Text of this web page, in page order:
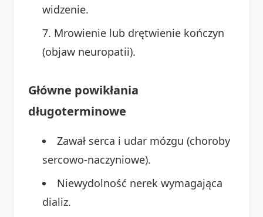
widzenie.
Mrowienie lub drętwienie kończyn
(objaw neuropatii).
Główne powikłania
długoterminowe
Zawał serca i udar mózgu (choroby
sercowo-naczyniowe).
Niewydolność nerek wymagająca
dializ.